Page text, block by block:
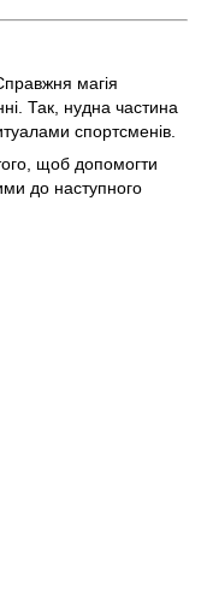
магія
Так, нудна частина
спортсменів.
щоб допомогти
до наступного